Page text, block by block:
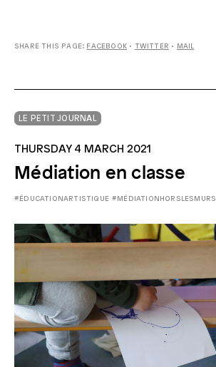
SHARE THIS PAGE: FACEBOOK • TWITTER • MAIL
LE PETIT JOURNAL
THURSDAY 4 MARCH 2021
Médiation en classe
#ÉDUCATIONARTISTIQUE #MÉDIATIONHORSLESMURS